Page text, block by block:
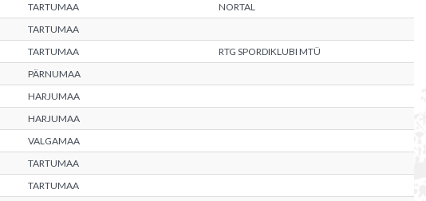
TARTUMAA
NORTAL
TARTUMAA
TARTUMAA
RTG SPORDIKLUBI MTÜ
PÄRNUMAA
HARJUMAA
HARJUMAA
VALGAMAA
TARTUMAA
TARTUMAA